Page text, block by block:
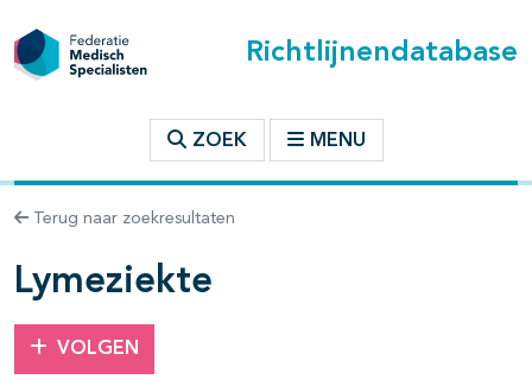
Richtlijnendatabase
ZOEK MENU
Terug naar zoekresultaten
Lymeziekte
VOLGEN
binnen deze richtlijn